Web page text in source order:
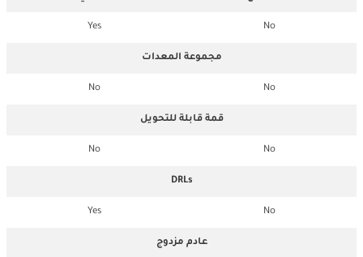
No
Yes
مجموعة المعدات
No
No
قمة قابلة للتحويل
No
No
DRLs
No
Yes
عادم مزدوج